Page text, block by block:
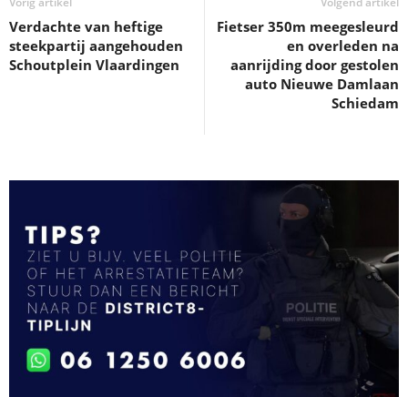
Verdachte van heftige
steekpartij aangehouden
Schoutplein Vlaardingen
Fietser 350m meegesleurd
en overleden na
aanrijding door gestolen
auto Nieuwe Damlaan
Schiedam